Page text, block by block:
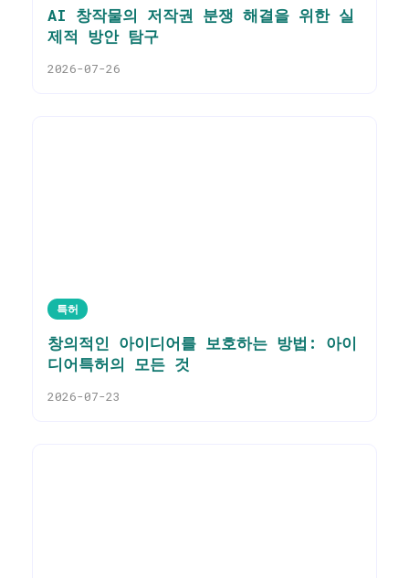
AI 창작물의 저작권 분쟁 해결을 위한 실
제적 방안 탐구
2026-07-26
특허
창의적인 아이디어를 보호하는 방법: 아이
디어특허의 모든 것
2026-07-23